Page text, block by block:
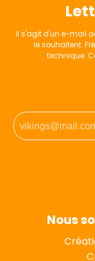
Il s'agit d'un e-mail
le souhaitent.
technique.
Nous